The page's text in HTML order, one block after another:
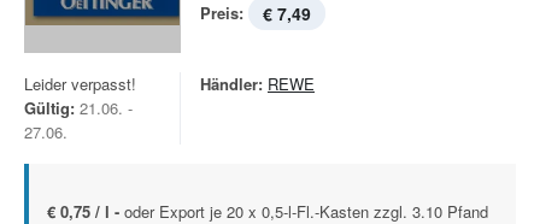
Preis: € 7,49
Leider verpasst!
Gültig: 21.06. -
27.06.
Händler: REWE
€ 0,75 / l - oder Export je 20 x 0,5-l-Fl.-Kasten zzgl. 3.10 Pfand